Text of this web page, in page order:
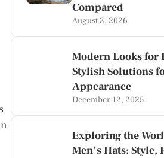
Compared
August 3, 2026
Modern Looks for
Stylish Solutions
Appearance
December 12, 2025
Exploring the
Men’s Hats: Style,